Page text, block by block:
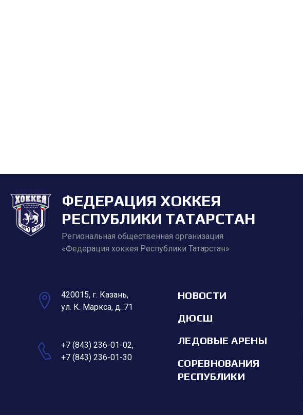
ФЕДЕРАЦИЯ ХОККЕЯ
РЕСПУБЛИКИ ТАТАРСТАН
Региональная общественная организация
«Федерация хоккея Республики Татарстан»
420015, г. Казань,
ул. К. Маркса, д. 71
+7 (843) 236-01-02,
+7 (843) 236-01-30
НОВОСТИ
ДЮСШ
ЛЕДОВЫЕ АРЕНЫ
СОРЕВНОВАНИЯ
РЕСПУБЛИКИ